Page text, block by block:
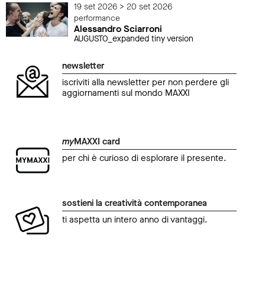
19 set 2026 > 20 set 2026
performance
Alessandro Sciarroni
AUGUSTO_expanded tiny version
newsletter
iscriviti alla newsletter per non perdere gli
aggiornamenti sul mondo MAXXI
myMAXXI card
per chi è curioso di esplorare il presente.
sostieni la creatività contemporanea
ti aspetta un intero anno di vantaggi.